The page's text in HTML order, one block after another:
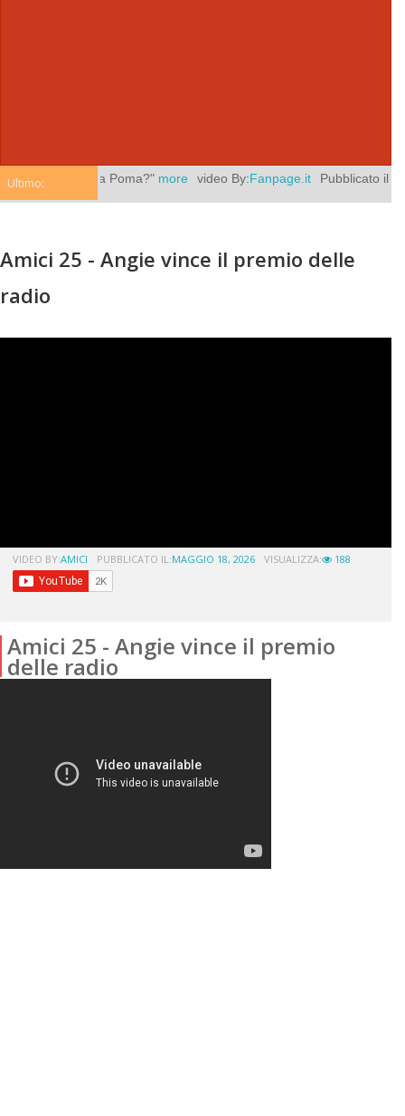
Ultimo:
sola in via Poma?" more video By:Fanpage.it Pubblicato il:agosto
Amici 25 - Angie vince il premio delle
radio
VIDEO BY:AMICI PUBBLICATO IL:MAGGIO 18, 2026 VISUALIZZA: 188
Amici 25 - Angie vince il premio
delle radio